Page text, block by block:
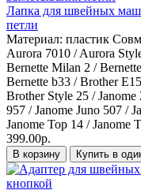
Лапка для швейных
петли
Материал: пластик
Aurora 7010 / Aurora
Bernette Milan 2 /
Bernette b33 / Brother
Brother Style 25 / Janome
957 / Janome Juno 507 /
Janome Top 14 / Janome
399.00р.
В корзину Купить в